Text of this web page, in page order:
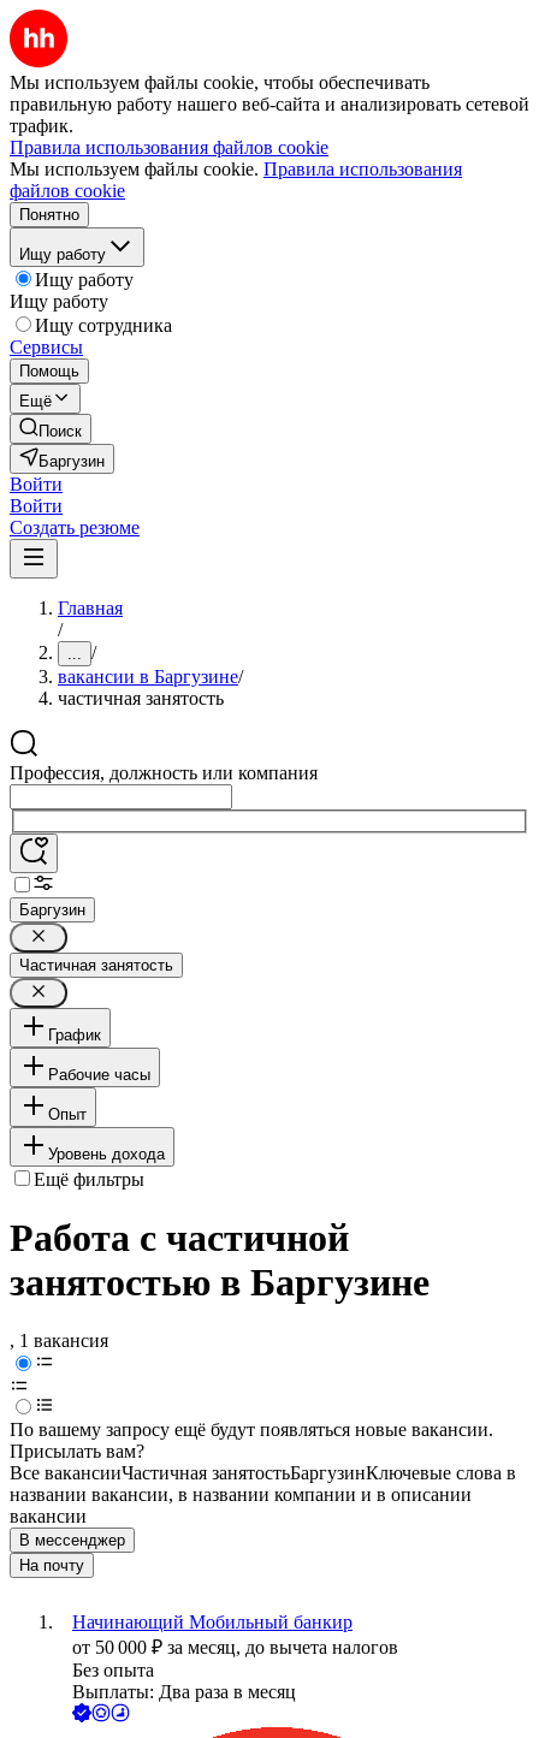
Мы используем файлы cookie, чтобы обеспечивать
правильную работу нашего веб-сайта и анализировать сетевой
трафик.
Правила использования файлов cookie
Мы используем файлы cookie. Правила использования
файлов cookie
Понятно
Ищу работу
Ищу работу
Ищу работу
Ищу сотрудника
Сервисы
Помощь
Ещё
Поиск
Баргузин
Войти
Войти
Создать резюме
Главная
/
... /
вакансии в Баргузине/
частичная занятость
Профессия, должность или компания
Баргузин
Частичная занятость
График
Рабочие часы
Опыт
Уровень дохода
Ещё фильтры
Работа с частичной
занятостью в Баргузине
, 1 вакансия
По вашему запросу ещё будут появляться новые вакансии.
Присылать вам?
Все вакансииЧастичная занятостьБаргузинКлючевые слова в
названии вакансии, в названии компании и в описании
вакансии
В мессенджер
На почту
Начинающий Мобильный банкир
от 50 000 ₽ за месяц, до вычета налогов
Без опыта
Выплаты: Два раза в месяц